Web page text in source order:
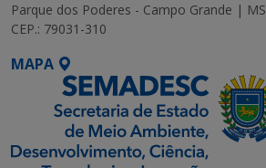
Parque dos Poderes - Campo Grande | MS
CEP.: 79031-310
MAPA